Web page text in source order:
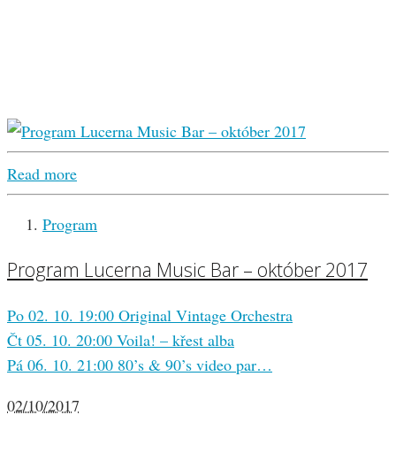
Read more
Program
Program Lucerna Music Bar – október 2017
Po 02. 10. 19:00 Original Vintage Orchestra
Čt 05. 10. 20:00 Voila! – křest alba
Pá 06. 10. 21:00 80’s & 90’s video par…
02/10/2017